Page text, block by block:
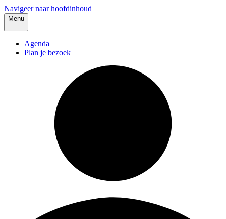
Navigeer naar hoofdinhoud
Menu
Agenda
Plan je bezoek